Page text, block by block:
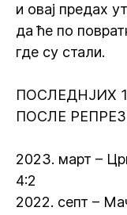
и овај предах
да ће по
где су стали.
ПОСЛЕДНЈИХ
ПОСЛЕ
2023. март –
4:2
2022. септ –